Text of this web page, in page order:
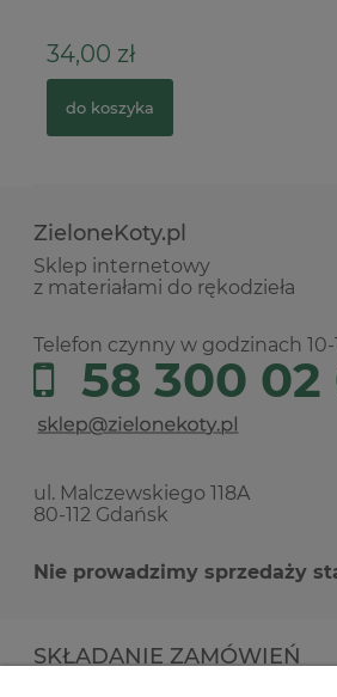
34,00 zł
do koszyka
ZieloneKoty.pl
Sklep internetowy
z materiałami do rękodzieła
Telefon czynny w godzinach 10-
58 300 02
ul. Malczewskiego 118A
80-112 Gdańsk
Nie prowadzimy sprzedaży
SKŁADANIE ZAMÓWIEŃ